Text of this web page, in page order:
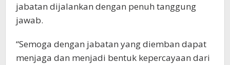
jabatan dijalankan dengan penuh tanggung
jawab.
“Semoga dengan jabatan yang diemban dapat
menjaga dan menjadi bentuk kepercayaan dari